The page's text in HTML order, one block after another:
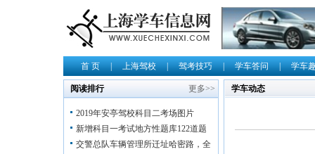
首 页|上海驾校|驾考技巧|学车答问|学车
阅读排行 更多>>
2019年安亭驾校科目二考场图片
新增科目一考试地方性题库122道题
交警总队车辆管理所迁址哈密路，全
学车动态